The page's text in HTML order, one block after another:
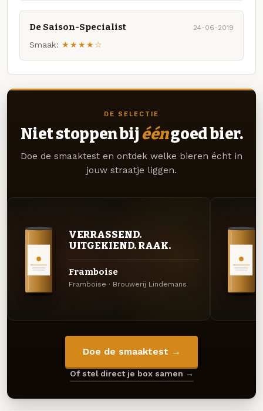
De Saison-Specialist 24-06-2019
Smaak: ★★★★☆
DE SELECTIE
Niet stoppen bij ééngoed bier.
Doe de smaaktest en ontdek welke bieren écht in
jouw straatje liggen.
VERRASSEND.
UITGEKIEND. RAAK.
Framboise
Framboise · Brouwerij Lindemans
Doe de smaaktest →
Of stel direct je box samen →